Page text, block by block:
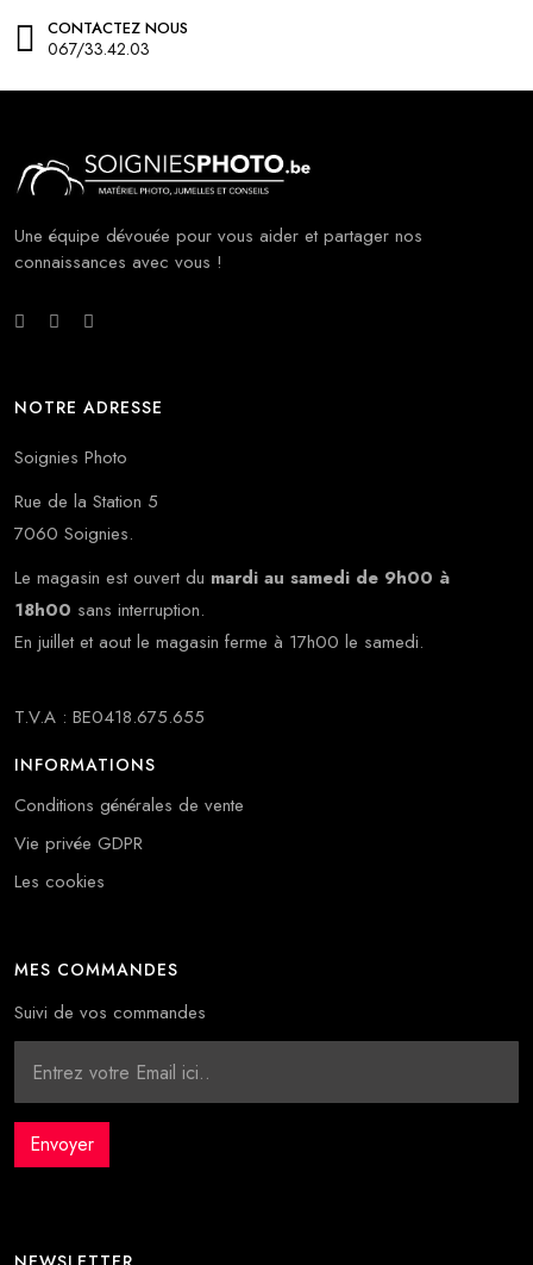
CONTACTEZ NOUS
067/33.42.03
Une équipe dévouée pour vous aider et partager nos
connaissances avec vous !
NOTRE ADRESSE
Soignies Photo
Rue de la Station 5
7060 Soignies.
Le magasin est ouvert du mardi au samedi de 9h00 à
18h00 sans interruption.
En juillet et aout le magasin ferme à 17h00 le samedi.
T.V.A : BE0418.675.655
INFORMATIONS
Conditions générales de vente
Vie privée GDPR
Les cookies
MES COMMANDES
Suivi de vos commandes